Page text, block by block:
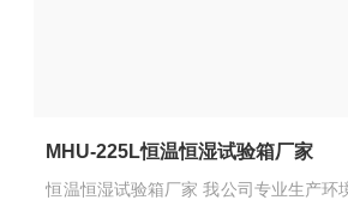
MHU-225L恒温恒湿试验箱厂家
恒温恒湿试验箱厂家 我公司专业生产环境类、力学类试验检